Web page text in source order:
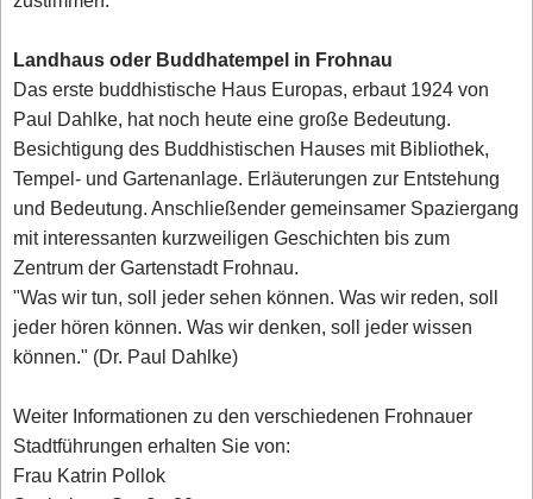
Landhaus oder Buddhatempel in Frohnau
Das erste buddhistische Haus Europas, erbaut 1924 von
Paul Dahlke, hat noch heute eine große Bedeutung.
Besichtigung des Buddhistischen Hauses mit Bibliothek,
Tempel- und Gartenanlage. Erläuterungen zur Entstehung
und Bedeutung. Anschließender gemeinsamer Spaziergang
mit interessanten kurzweiligen Geschichten bis zum
Zentrum der Gartenstadt Frohnau.
"Was wir tun, soll jeder sehen können. Was wir reden, soll
jeder hören können. Was wir denken, soll jeder wissen
können." (Dr. Paul Dahlke)
Weiter Informationen zu den verschiedenen Frohnauer
Stadtführungen erhalten Sie von:
Frau Katrin Pollok